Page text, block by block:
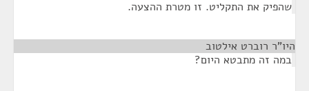
שהפיק את התקליט. זו מטרת ההצעה.
היו"ר רוברט אילטוב
במה זה מתבטא היום?